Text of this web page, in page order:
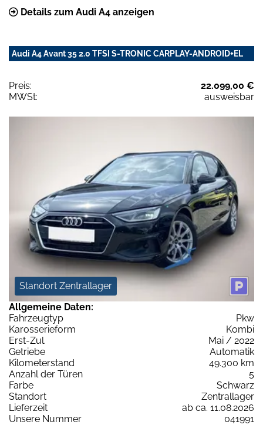
Details zum Audi A4 anzeigen
Audi A4 Avant 35 2.0 TFSI S-TRONIC CARPLAY-ANDROID+EL
Preis:
22.099,00 €
MWSt:
ausweisbar
Standort Zentrallager
Allgemeine Daten:
Fahrzeugtyp
Pkw
Karosserieform
Kombi
Erst-Zul.
Mai / 2022
Getriebe
Automatik
Kilometerstand
49.300 km
Anzahl der Türen
5
Farbe
Schwarz
Standort
Zentrallager
Lieferzeit
ab ca. 11.08.2026
Unsere Nummer
041991